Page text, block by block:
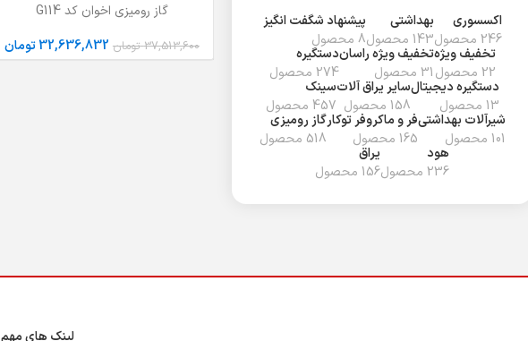
اکسسوری
246 محصول
بهداشتی
143 محصول
پیشنهاد شگفت انگیز
8 محصول
تخفیف ويژه
22 محصول
تخفیف ویژه راسان
31 محصول
دستگیره
274 محصول
دستگیره دیجیتال
13 محصول
سایر یراق آلات
158 محصول
سینک
457 محصول
شیرآلات بهداشتی
101 محصول
فر و ماکروفر توکار
165 محصول
گاز رومیزی
518 محصول
هود
236 محصول
یراق
156 محصول
افزودن به سبد خرید
گاز رومیزی اخوان کد G114
37,513,600 تومان 32,636,832تومان
لینک های مهم